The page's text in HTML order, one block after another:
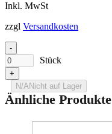
Inkl. MwSt
zzgl Versandkosten
-
Stück
+
N/ANicht auf Lager
Änhliche Produkte